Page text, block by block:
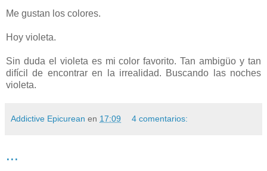
Me gustan los colores.
Hoy violeta.
Sin duda el violeta es mi color favorito. Tan ambigüo y tan
difícil de encontrar en la irrealidad. Buscando las noches
violeta.
Addictive Epicurean en 17:09 4 comentarios:
...